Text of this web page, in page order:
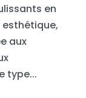
en
aux
type...